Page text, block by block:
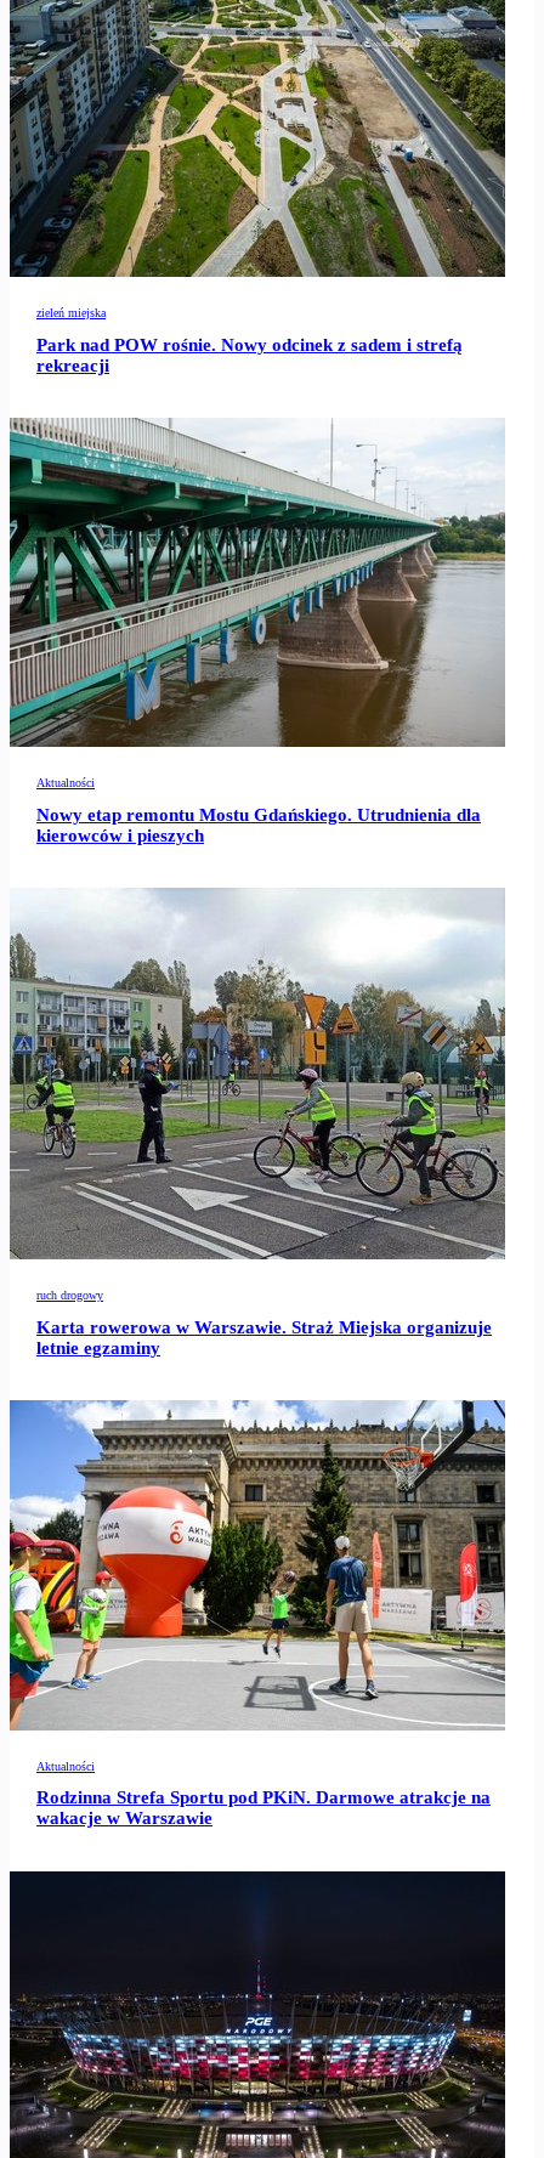
zieleń miejska
Park nad POW rośnie. Nowy odcinek z sadem i strefą
rekreacji
Aktualności
Nowy etap remontu Mostu Gdańskiego. Utrudnienia dla
kierowców i pieszych
ruch drogowy
Karta rowerowa w Warszawie. Straż Miejska organizuje
letnie egzaminy
Aktualności
Rodzinna Strefa Sportu pod PKiN. Darmowe atrakcje na
wakacje w Warszawie